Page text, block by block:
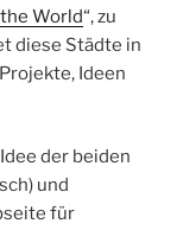
World“, zu
diese Städte in
Ideen
der beiden
und
für